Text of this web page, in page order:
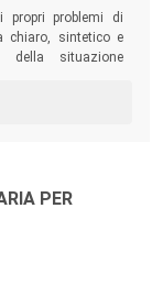
propri problemi di
chiaro, sintetico e
della situazione
i crediti e come
PER